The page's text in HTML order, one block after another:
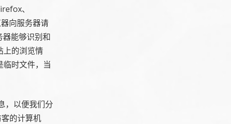
、
向服务器请
能够识别和
上的浏览情
时文件，当
，以便我们分
的计算机